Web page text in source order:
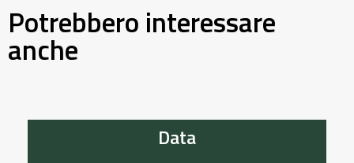
Potrebbero interessare
anche
Data